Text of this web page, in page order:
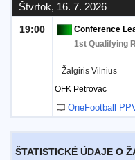
Štvrtok, 16. 7. 2026
19:00
Conference
1st Qualifying
Žalgiris Vilnius
OFK Petrovac
OneFootball
ŠTATISTICKÉ ÚDAJE O